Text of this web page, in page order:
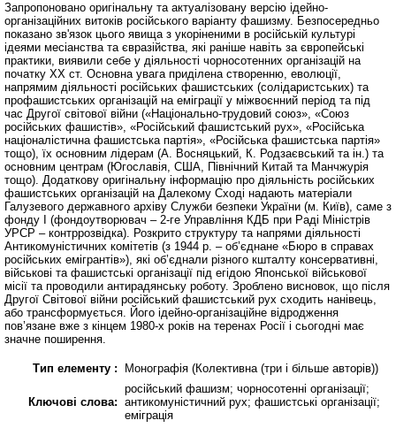
Запропоновано оригінальну та актуалізовану версію ідейно-
організаційних витоків російського варіанту фашизму. Безпосередньо
показано зв'язок цього явища з укоріненими в російській культурі
ідеями месіанства та євразійства, які раніше навіть за європейські
практики, виявили себе у діяльності чорносотенних організацій на
початку ХХ ст. Основна увага приділена створенню, еволюції,
напрямим діяльності російських фашистських (солідаристських) та
профашистських організацій на еміграції у міжвоєнний період та під
час Другої світової війни («Національно-трудовий союз», «Союз
російських фашистів», «Російський фашистський рух», «Російська
націоналістична фашистська партія», «Російська фашистська партія»
тощо), їх основним лідерам (А. Восняцький, К. Родзаєвський та ін.) та
основним центрам (Югославія, США, Північний Китай та Манчжурія
тощо). Додаткову оригінальну інформацію про діяльність російських
фашистських організацій на Далекому Сході надають матеріали
Галузевого державного архіву Служби безпеки України (м. Київ), саме з
фонду І (фондоутворювач – 2-ге Управління КДБ при Раді Міністрів
УРСР – контррозвідка). Розкрито структуру та напрями діяльності
Антикомуністичних комітетів (з 1944 р. – об’єднане «Бюро в справах
російських емігрантів»), які об’єднали різного кшталту консервативні,
військові та фашистські організації під егідою Японської військової
місії та проводили антирадянську роботу. Зроблено висновок, що після
Другої Світової війни російський фашистський рух сходить нанівець,
або трансформується. Його ідейно-організаційне відродження
пов’язане вже з кінцем 1980-х років на теренах Росії і сьогодні має
значне поширення.
Тип елементу : Монографія (Колективна (три і більше авторів))
Ключові слова:
російський фашизм; чорносотенні організації;
антикомуністичний рух; фашистські організації;
еміграція